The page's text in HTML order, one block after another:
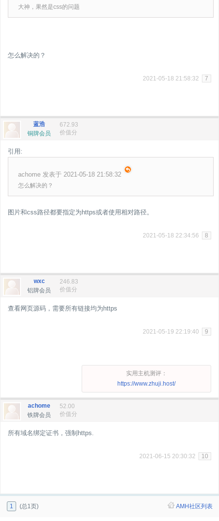
大神，果然是css的问题
怎么解决的？
2021-05-18 21:58:32 7
蓝浩
铜牌会员
672.93
价值分
引用:
achome 发表于 2021-05-18 21:58:32
怎么解决的？
图片和css路径都要指定为https或者使用相对路径。
2021-05-18 22:34:56 8
wxc
铝牌会员
246.83
价值分
查看网页源码，需要所有链接均为https
2021-05-19 22:19:40 9
实用主机测评：
https://www.zhuji.host/
achome
铁牌会员
52.00
价值分
所有域名绑定证书，强制https.
2021-06-15 20:30:32 10
1 (总1页) AMH社区列表